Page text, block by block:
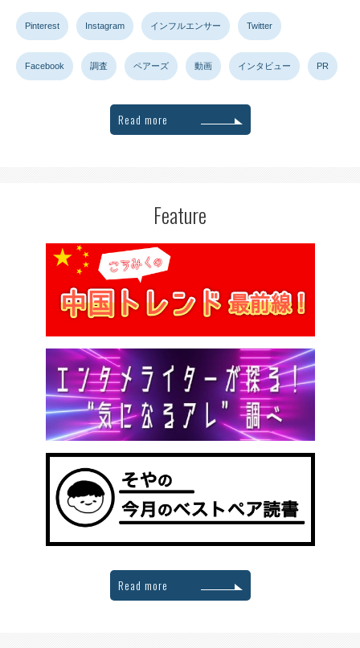
Pinterest Instagram インフルエンサー Twitter
Facebook 調査 ペアーズ 動画 インタビュー PR
Read more
Feature
Read more